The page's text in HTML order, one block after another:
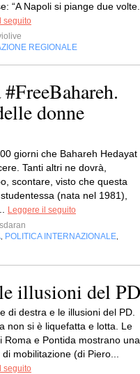
“A Napoli si piange due volte.
seguito
REGIONALE
donne
giorni che Bahareh Hedayat
Tanti altri ne dovrà,
scontare, visto che questa
(nata nel 1981),
Leggere il seguito
POLITICA INTERNAZIONALE
illusioni del PD
di destra e le illusioni del PD.
non si è liquefatta e lotta. Le
Roma e Pontida mostrano una
mobilitazione (di Piero...
seguito